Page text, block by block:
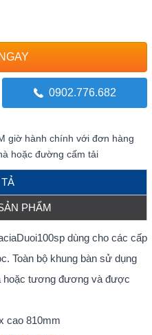
0902.776.682
giờ hành chính với đơn hàng
hoặc đường cấm tải
PHẨM
dùng cho các cấp
Toàn bộ khung bàn sử dụng
hoặc tương đương và được
cao 810mm